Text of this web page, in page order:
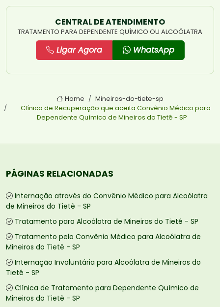
CENTRAL DE ATENDIMENTO
TRATAMENTO PARA DEPENDENTE QUÍMICO OU ALCOÓLATRA
Ligar Agora WhatsApp
Home
Mineiros-do-tiete-sp
Clínica de Recuperação que aceita Convênio Médico para
Dependente Químico de Mineiros do Tietê - SP
PÁGINAS RELACIONADAS
Internação através do Convênio Médico para Alcoólatra
de Mineiros do Tietê - SP
Tratamento para Alcoólatra de Mineiros do Tietê - SP
Tratamento pelo Convênio Médico para Alcoólatra de
Mineiros do Tietê - SP
Internação Involuntária para Alcoólatra de Mineiros do
Tietê - SP
Clínica de Tratamento para Dependente Químico de
Mineiros do Tietê - SP